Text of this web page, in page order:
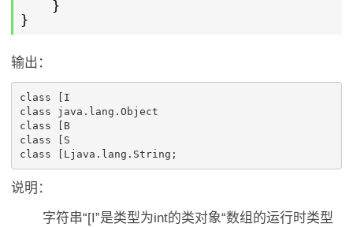
}
}
输出：
class [I
class java.lang.Object
class [B
class [S
class [Ljava.lang.String;
说明：
字符串“[I”是类型为int的类对象“数组的运行时类型